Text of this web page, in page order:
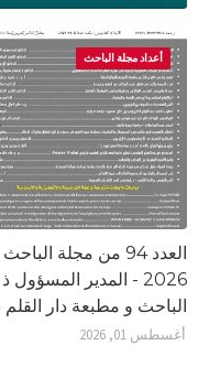
أعداد مجلة الباحث
العدد 94 من مجلة
2026 - المدير
الباحث و مطبعة دار القلم بالرباط
أغسطس 01, 2026